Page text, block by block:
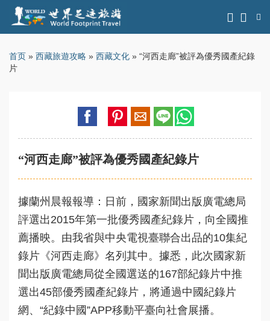
首页 » 西藏旅遊攻略 » 西藏文化 » “河西走廊”被評為優秀國產紀錄
片
“河西走廊”被評為優秀國產紀錄片
據蘭州晨報報導：日前，國家新聞出版廣電總局
評選出2015年第一批優秀國產紀錄片，向全國推
薦播映。由我省與中央電視臺聯合出品的10集紀
錄片《河西走廊》名列其中。據悉，此次國家新
聞出版廣電總局從全國選送的167部紀錄片中推
選出45部優秀國產紀錄片，將通過中國紀錄片
網、“紀錄中國”APP移動平臺向社會展播。